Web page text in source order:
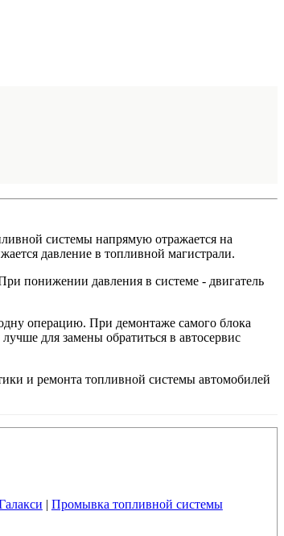
системы напрямую отражается на
давление в топливной магистрали.
понижении давления в системе - двигатель
операцию. При демонтаже самого блока
для замены обратиться в автосервис
и ремонта топливной системы автомобилей
| Промывка топливной системы